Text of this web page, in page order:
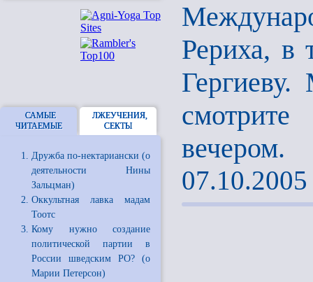
САМЫЕ
ЧИТАЕМЫЕ
ЛЖЕУЧЕНИЯ,
СЕКТЫ
Дружба по-нектариански (о
деятельности Нины
Зальцман)
Оккультная лавка мадам
Тоотс
Кому нужно создание
политической партии в
России шведским РО? (о
Марии Петерсон)
Рериха,
вечером.